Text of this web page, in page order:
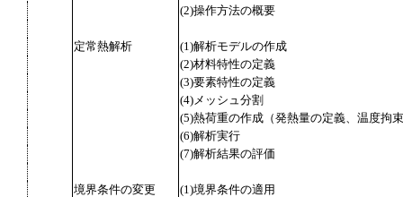
(2)操作方法の概要
定常熱解析
(1)解析モデルの作成
(2)材料特性の定義
(3)要素特性の定義
(4)メッシュ分割
(5)熱荷重の作成（発熱量の定義、温度拘
(6)解析実行
(7)解析結果の評価
境界条件の変更
(1)境界条件の適用